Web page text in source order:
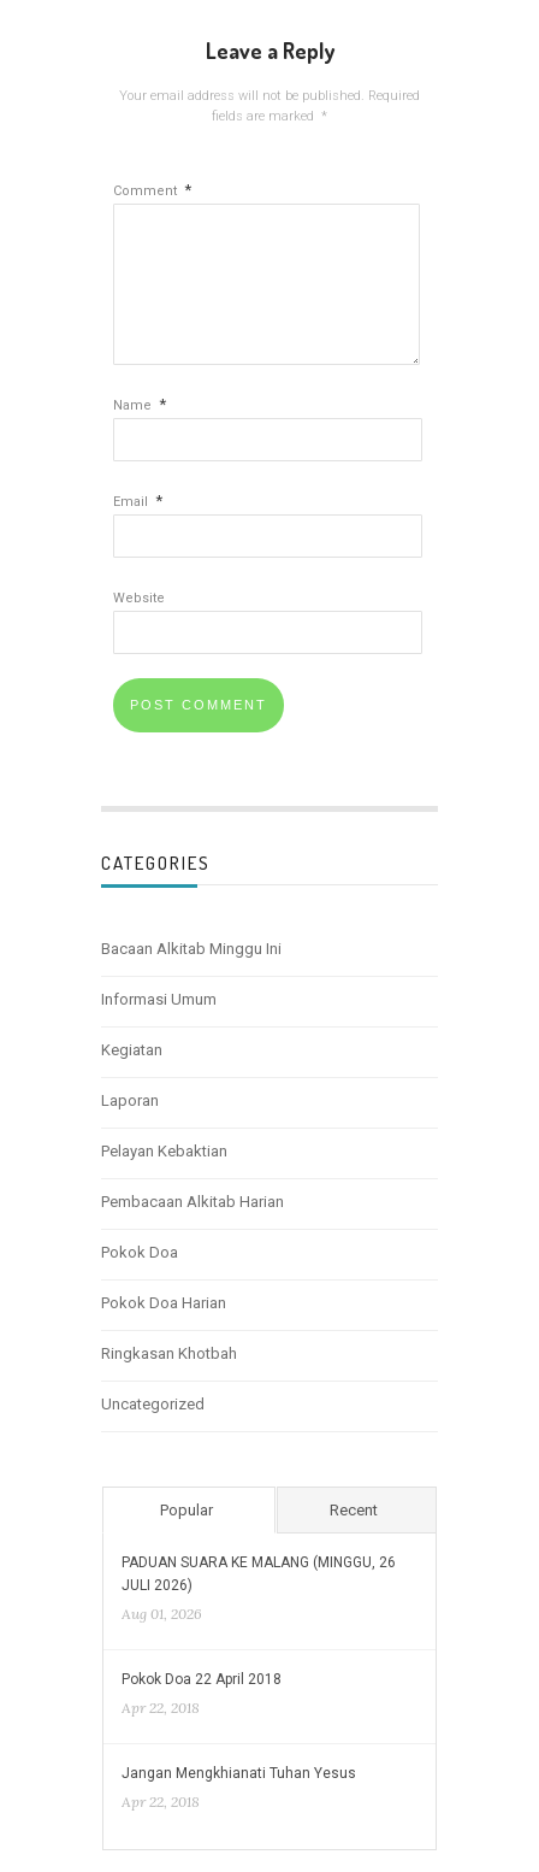
Leave a Reply
Your email address will not be published. Required
fields are marked *
Comment *
Name *
Email *
Website
CATEGORIES
Bacaan Alkitab Minggu Ini
Informasi Umum
Kegiatan
Laporan
Pelayan Kebaktian
Pembacaan Alkitab Harian
Pokok Doa
Pokok Doa Harian
Ringkasan Khotbah
Uncategorized
Popular Recent
PADUAN SUARA KE MALANG (MINGGU, 26
JULI 2026)
Aug 01, 2026
Pokok Doa 22 April 2018
Apr 22, 2018
Jangan Mengkhianati Tuhan Yesus
Apr 22, 2018